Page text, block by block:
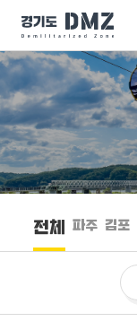
전체 파주 김포